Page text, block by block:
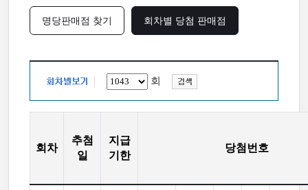
명당판매점 찾기 회차별 당첨 판매점
회
회차
추첨
일
지급
기한
당첨번호